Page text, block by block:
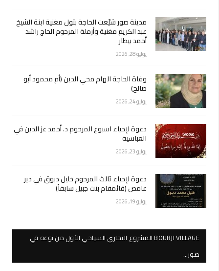
مدينة صور شيّعت الحاجة بتول مغنية ابنة الشيخ
عبد الكريم مغنية وأرملة المرحوم الحاج راشد
أحمد بيطار
يوليو 28, 2026
وفاة الحاجة الهام محي الدين (أم محمود أبو
صالح)
يوليو 24, 2026
دعوة لإحياء اسبوع المرحوم د. أحمد عز الدين في
العباسية
يوليو 23, 2026
دعوة لإحياء ثالث المرحوم خليل دبوق في دير
عامص (قائمقام بنت جبيل سابقاً)
يوليو 19, 2026
BOURJI VILLAGE المشروع التجاري السياحي الأول من نوعه في
صور…